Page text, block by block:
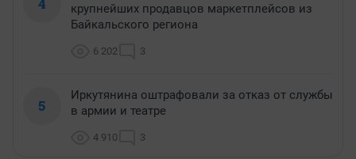
крупнейших продавцов маркетплейсов из
Байкальского региона
6 202 3
5
Иркутянина оштрафовали за отказ от службы
в армии и театре
4 910 3